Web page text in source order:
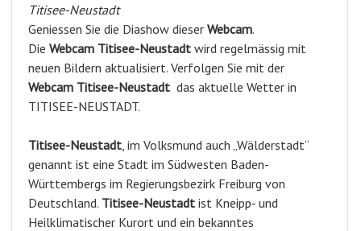
Titisee-Neustadt
Geniessen Sie die Diashow dieser Webcam.
Die Webcam Titisee-Neustadt wird regelmässig mit
neuen Bildern aktualisiert. Verfolgen Sie mit der
Webcam Titisee-Neustadt das aktuelle Wetter in
TITISEE-NEUSTADT.
Titisee-Neustadt , im Volksmund auch „Wälderstadt“
genannt ist eine Stadt im Südwesten Baden-
Württembergs im Regierungsbezirk Freiburg von
Deutschland. Titisee-Neustadt ist Kneipp- und
Heilklimatischer Kurort und ein bekanntes